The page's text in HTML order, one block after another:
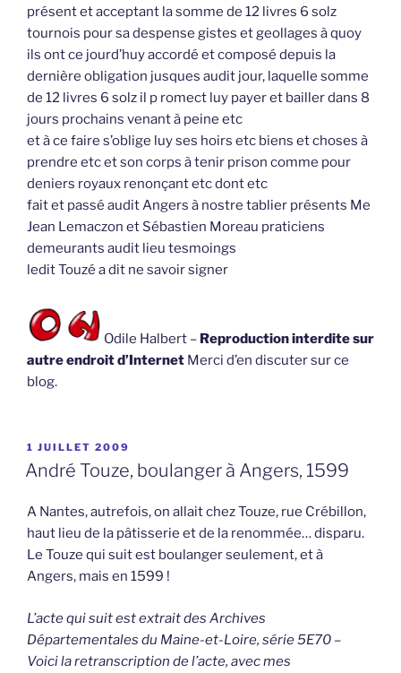
présent et acceptant la somme de 12 livres 6 solz
tournois pour sa despense gistes et geollages à quoy
ils ont ce jourd’huy accordé et composé depuis la
dernière obligation jusques audit jour, laquelle somme
de 12 livres 6 solz il p romect luy payer et bailler dans 8
jours prochains venant à peine etc
et à ce faire s’oblige luy ses hoirs etc biens et choses à
prendre etc et son corps à tenir prison comme pour
deniers royaux renonçant etc dont etc
fait et passé audit Angers à nostre tablier présents Me
Jean Lemaczon et Sébastien Moreau praticiens
demeurants audit lieu tesmoings
ledit Touzé a dit ne savoir signer
Odile Halbert – Reproduction interdite sur
autre endroit d’Internet Merci d’en discuter sur ce
blog.
PUBLIÉ
LE
1 JUILLET 2009
André Touze, boulanger à Angers, 1599
A Nantes, autrefois, on allait chez Touze, rue Crébillon,
haut lieu de la pâtisserie et de la renommée… disparu.
Le Touze qui suit est boulanger seulement, et à
Angers, mais en 1599 !
L’acte qui suit est extrait des Archives
Départementales du Maine-et-Loire, série 5E70 –
Voici la retranscription de l’acte, avec mes